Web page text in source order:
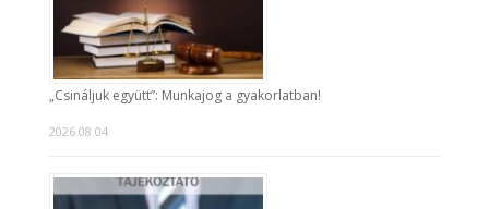
„Csináljuk együtt”: Munkajog a gyakorlatban!
2026.08.04.